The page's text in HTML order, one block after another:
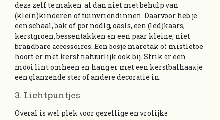
deze zelf te maken, al dan niet met behulp van
(klein)kinderen of tuinvriendinnen. Daarvoor heb je
een schaal, bak of pot nodig, oasis, een (led)kaars,
kerstgroen, bessentakken en een paar kleine, niet
brandbare accessoires. Een bosje maretak of mistletoe
hoort er met kerst natuurlijk ook bij. Strik er een
mooi lint omheen en hang er met een kerstbalhaakje
een glanzende ster of andere decoratie in.
3. Lichtpuntjes
Overal is wel plek voor gezellige en vrolijke